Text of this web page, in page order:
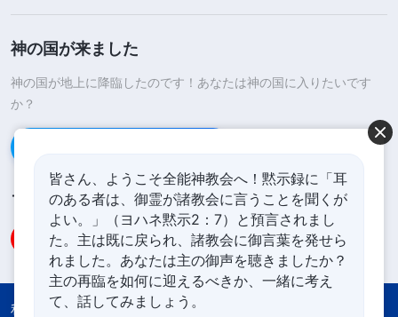
神の国が来ました
神の国が地上に降臨したのです！あなたは神の国に入りたいです
か？
フォローする
利用規約 プライバシーポリシー
皆さん、ようこそ全能神教会へ！黙示録に「耳
のある者は、御霊が諸教会に言うことを聞くが
よい。」（ヨハネ黙示2：7）と預言されまし
た。主は既に戻られ、諸教会に御言葉を発せら
れました。あなたは主の御声を聴きましたか？
主の再臨を如何に迎えるべきか、一緒に考え
て、話してみましょう。